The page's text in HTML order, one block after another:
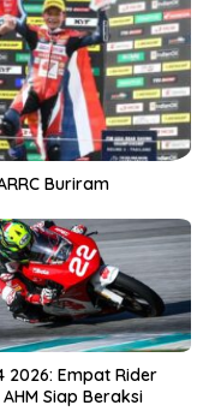
Buriram
2026: Empat Rider
Siap Beraksi